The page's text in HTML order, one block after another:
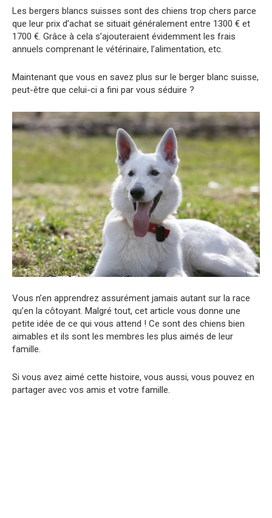
Les bergers blancs suisses sont des chiens trop chers parce
que leur prix d’achat se situait généralement entre 1300 € et
1700 €. Grâce à cela s’ajouteraient évidemment les frais
annuels comprenant le vétérinaire, l’alimentation, etc.
Maintenant que vous en savez plus sur le berger blanc suisse,
peut-être que celui-ci a fini par vous séduire ?
Vous n’en apprendrez assurément jamais autant sur la race
qu’en la côtoyant. Malgré tout, cet article vous donne une
petite idée de ce qui vous attend ! Ce sont des chiens bien
aimables et ils sont les membres les plus aimés de leur
famille.
Si vous avez aimé cette histoire, vous aussi, vous pouvez en
partager avec vos amis et votre famille.